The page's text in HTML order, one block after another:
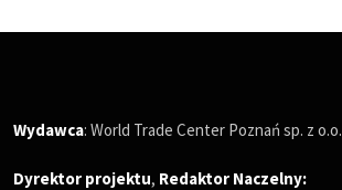
Wydawca: World Trade Center Poznań sp. z o.o.
Dyrektor projektu, Redaktor Naczelny: